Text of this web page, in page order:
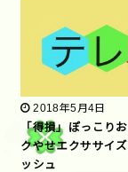
2018年5月4日
「得損」ぽっこり
クやせエクササイ
ッシュ